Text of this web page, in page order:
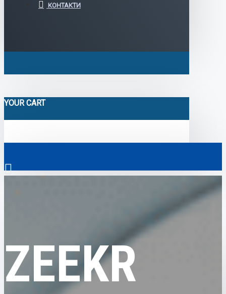
КОНТАКТИ
YOUR CART
0
Ваш кошик порожній!
ZEEKR